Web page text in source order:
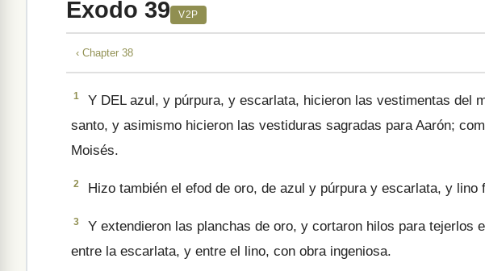
Éxodo 39 V2P
‹ Chapter 38
1
Y DEL azul, y púrpura, y escarlata, hicieron las vestimentas del
santo, y asimismo hicieron las vestiduras sagradas para Aarón;
Moisés.
2 Hizo también el efod de oro, de azul y púrpura y escarlata, y lino
3
Y extendieron las planchas de oro, y cortaron hilos para tejerlos
entre la escarlata, y entre el lino, con obra ingeniosa.